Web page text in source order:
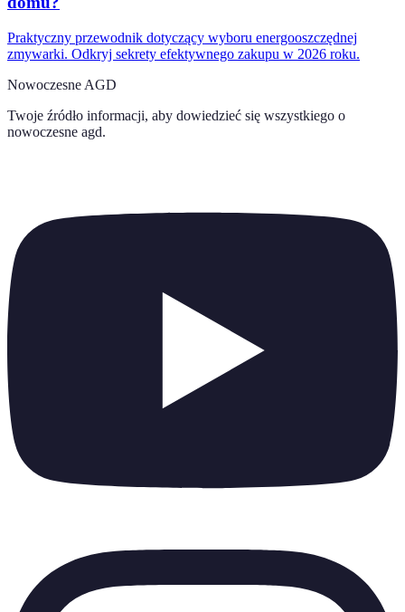
Praktyczny przewodnik dotyczący wyboru energooszczędnej
zmywarki. Odkryj sekrety efektywnego zakupu w 2026 roku.
Nowoczesne AGD
Twoje źródło informacji, aby dowiedzieć się wszystkiego o
nowoczesne agd.